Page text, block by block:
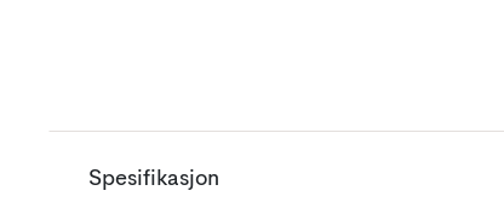
Spesifikasjon